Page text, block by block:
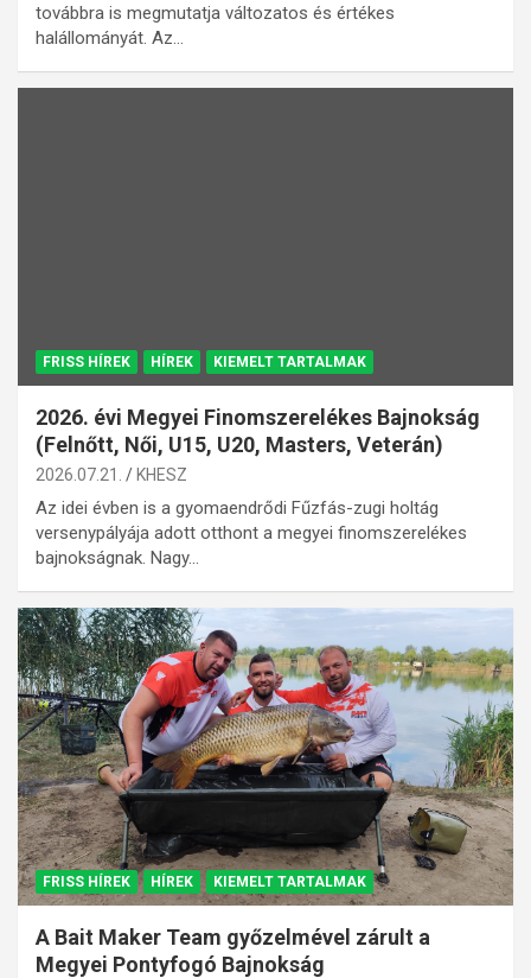
továbbra is megmutatja változatos és értékes
halállományát. Az…
FRISS HÍREK HÍREK KIEMELT TARTALMAK
2026. évi Megyei Finomszerelékes Bajnokság
(Felnőtt, Női, U15, U20, Masters, Veterán)
2026.07.21. KHESZ
Az idei évben is a gyomaendrődi Fűzfás-zugi holtág
versenypályája adott otthont a megyei finomszerelékes
bajnokságnak. Nagy…
FRISS HÍREK HÍREK KIEMELT TARTALMAK
A Bait Maker Team győzelmével zárult a
Megyei Pontyfogó Bajnokság